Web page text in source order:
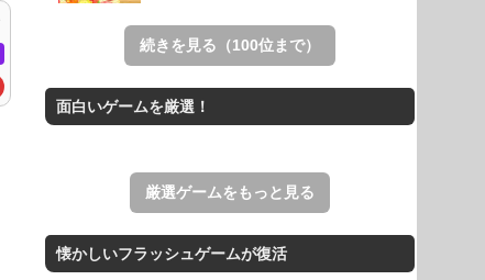
無料Web版。
Mahjong Real
リアルな麻雀牌を使う18種類の上海
ゲーム。
王国を構築していく放置系のシミュレ
ーションゲーム。
アローアウト
すべての矢印を画面外へ導くパズルゲ
続きを見る（100位まで）
面白いゲームを厳選！
厳選ゲームをもっと見る
懐かしいフラッシュゲームが復活